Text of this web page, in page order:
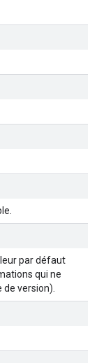
par défaut
qui ne
version).